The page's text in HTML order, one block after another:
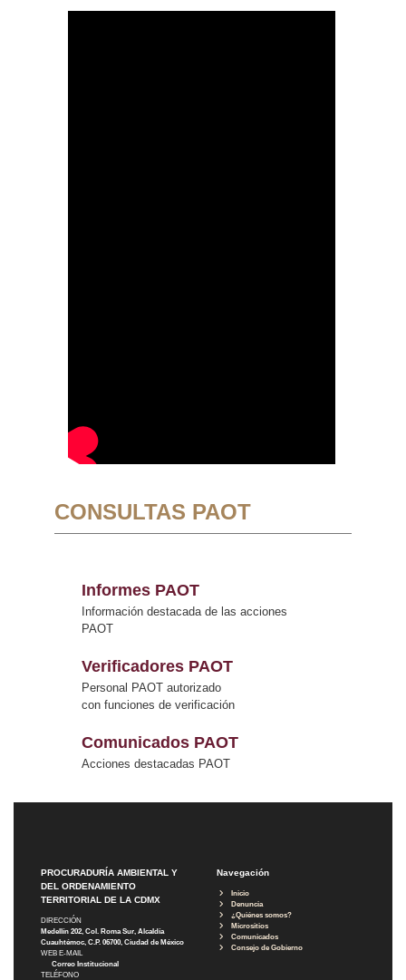
CONSULTAS PAOT
Informes PAOT
Información destacada de las acciones
PAOT
Verificadores PAOT
Personal PAOT autorizado
con funciones de verificación
Comunicados PAOT
Acciones destacadas PAOT
PROCURADURÍA AMBIENTAL Y
DEL ORDENAMIENTO
TERRITORIAL DE LA CDMX
DIRECCIÓN
Medellín 202, Col. Roma Sur, Alcaldía
Cuauhtémoc, C.P. 06700, Ciudad de México
WEB E-MAIL
Correo Institucional
TELÉFONO
Navegación
Inicio
Denuncia
¿Quiénes somos?
Micrositios
Comunicados
Consejo de Gobierno